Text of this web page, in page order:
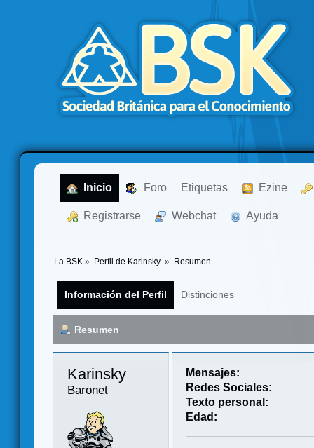
Inicio Foro Etiquetas Ezine
Registrarse Webchat Ayuda
La BSK » Perfil de Karinsky » Resumen
Información del Perfil Distinciones
Resumen
Karinsky
Baronet
Mensajes:
Redes Sociales:
Texto personal:
Edad: